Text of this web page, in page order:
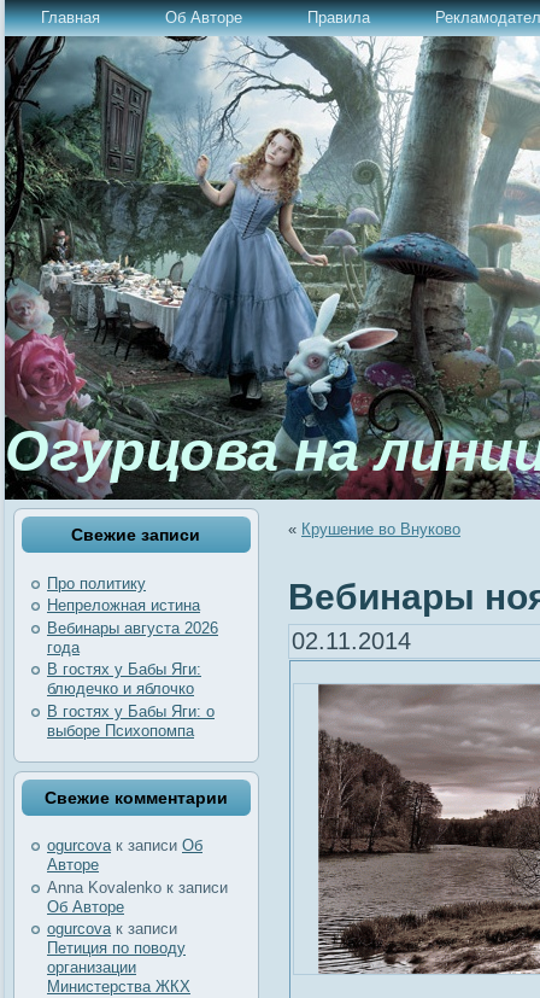
Главная Об Авторе Правила
Огурцова на
Свежие записи
Про политику
Непреложная истина
Вебинары августа 2026
года
В гостях у Бабы Яги:
блюдечко и яблочко
В гостях у Бабы Яги: о
выборе Психопомпа
Свежие комментарии
ogurcovaк записи Об
Авторе
Anna Kovalenko к записи
Об Авторе
ogurcovaк записи
Петиция по поводу
организации
Министерства ЖКХ
« Крушение во Внуково
Вебинары
02.11.2014